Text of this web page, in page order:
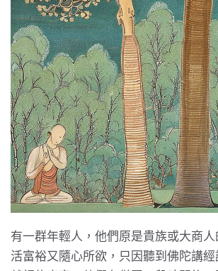
有一群年輕人，他們原是貴族或大商
活富裕又隨心所欲，只因聽到佛陀講